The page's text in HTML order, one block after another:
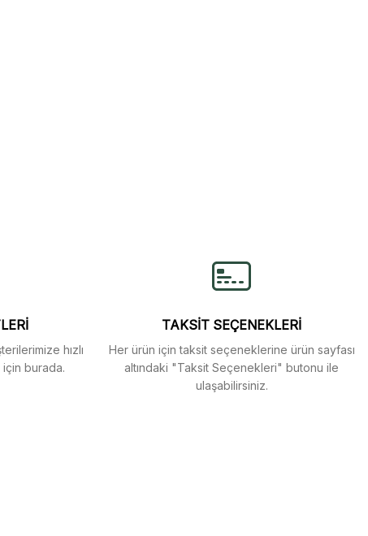
hızlı
burada.
TAKSİT SEÇENEKLERİ
Her ürün için taksit seçeneklerine ürün sayfası
altındaki "Taksit Seçenekleri" butonu ile
ulaşabilirsiniz.